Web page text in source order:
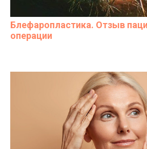
Блефаропластика. Отзыв
операции